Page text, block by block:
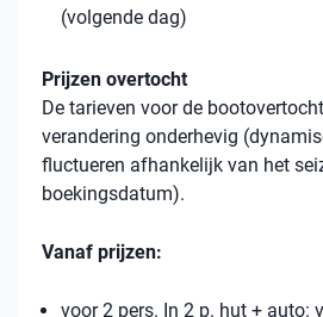
(volgende dag)
Prijzen overtocht
De tarieven voor de
verandering onderhevig
fluctueren afhankelijk van het
boekingsdatum).
Vanaf prijzen:
voor 2 pers. In 2 p. hut + auto: